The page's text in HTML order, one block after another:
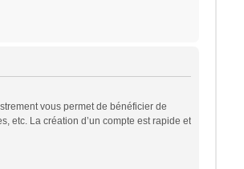
vous permet de bénéficier de
etc. La création d’un compte est rapide et